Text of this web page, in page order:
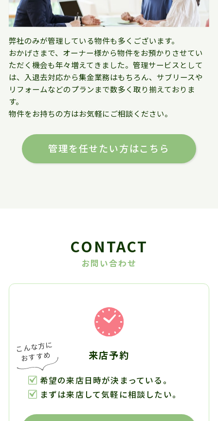
弊社のみが管理している物件も多くございます。
おかげさまで、オーナー様から物件をお預かりさせてい
ただく機会も年々増えてきました。管理サービスとして
は、入退去対応から集金業務はもちろん、サブリースや
リフォームなどのプランまで数多く取り揃えておりま
す。
物件をお持ちの方はお気軽にご相談ください。
管理を任せたい方はこちら
CONTACT
お問い合わせ
来店予約
希望の来店日時が決まっている。
まずは来店して気軽に相談したい。